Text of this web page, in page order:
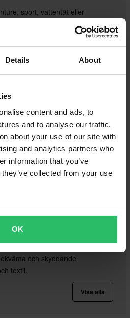
Details About
content and ads, to
and to analyse our traffic.
about your use of our site with
and analytics partners who
information that you’ve
collected from your use
OK
sport, vattentät eller
jacka för alla förare och alla
Visa alla
snygga motorcykeljeans, men
och skyddande
textil.
Visa alla